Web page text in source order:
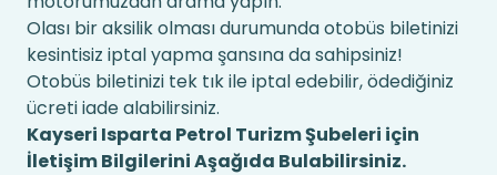
Olası bir aksilik olması durumunda otobüs biletinizi
kesintisiz iptal yapma şansına da sahipsiniz!
Otobüs biletinizi tek tık ile iptal edebilir, ödediğiniz
ücreti iade alabilirsiniz.
Kayseri Isparta Petrol Turizm Şubeleri için
İletişim Bilgilerini Aşağıda Bulabilirsiniz.